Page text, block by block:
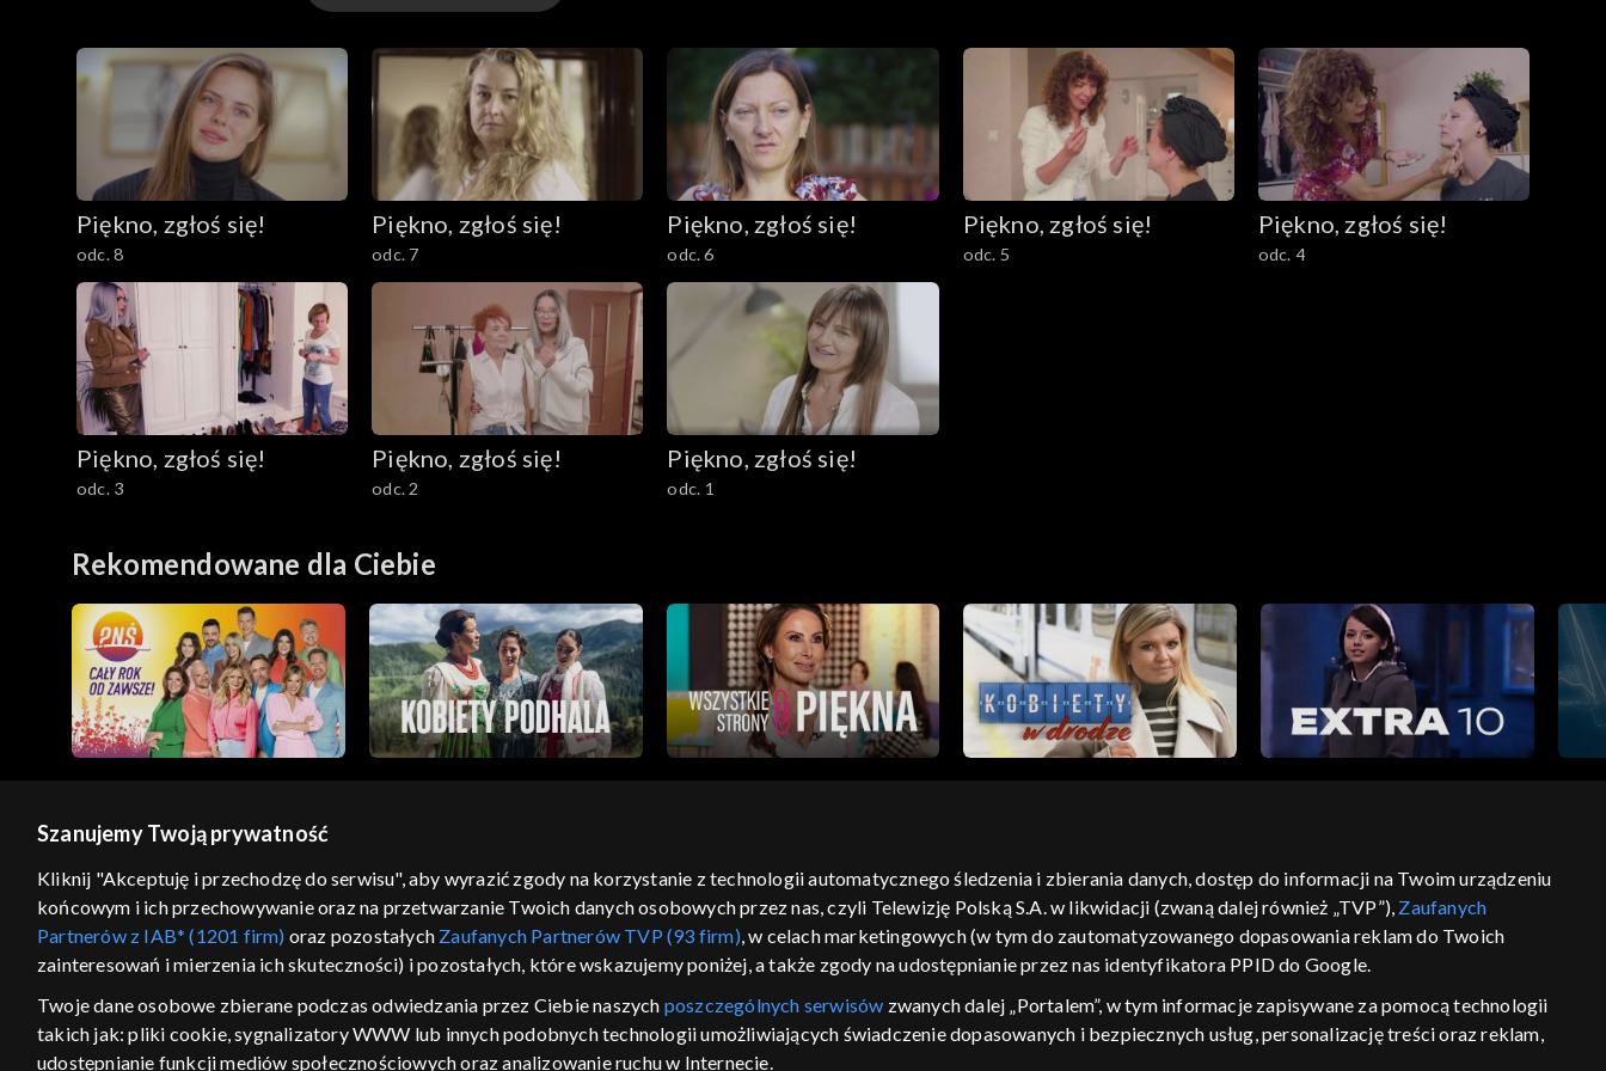
Sezon 4
Sezon 3
Sezon 2
Sezon 1
Piękno, zgłoś się!
odc. 8
Piękno, zgłoś się!
odc. 7
Piękno, zgłoś się!
odc. 6
Piękno, zgłoś się!
odc. 5
Piękno, zgłoś się!
odc. 4
Piękno, zgłoś się!
odc. 3
Piękno, zgłoś się!
odc. 2
Piękno, zgłoś się!
odc. 1
Rekomendowane dla Ciebie
GEOLOKALIZACJA
ŁĄCZYSZ SIĘ SPOZA POLSKI
Kraj, z którego się łączysz, to Stany Zjednoczone ,
w związku z czym część tytułów na platformie TVP
regulamin serwisu cennik polityka prywatności moje zgody pomoc kontakt voucher dostępność informacje o dostawcy usług
Szanujemy Twoją prywatność
Kliknij "Akceptuję i przechodzę do serwisu", aby wyrazić zgody na korzystanie z technologii automatycznego śledzenia i zbierania danych, dostęp do informacji na Twoim urządzeniu
końcowym i ich przechowywanie oraz na przetwarzanie Twoich danych osobowych przez nas, czyli Telewizję Polską S.A. w likwidacji (zwaną dalej również „TVP”), Zaufanych
Partnerów z IAB* (1201 firm) oraz pozostałych Zaufanych Partnerów TVP (93 firm), w celach marketingowych (w tym do zautomatyzowanego dopasowania reklam do Twoich
zainteresowań i mierzenia ich skuteczności) i pozostałych, które wskazujemy poniżej, a także zgody na udostępnianie przez nas identyfikatora PPID do Google.
Twoje dane osobowe zbierane podczas odwiedzania przez Ciebie naszych poszczególnych serwisów zwanych dalej „Portalem”, w tym informacje zapisywane za pomocą technologii
takich jak: pliki cookie, sygnalizatory WWW lub innych podobnych technologii umożliwiających świadczenie dopasowanych i bezpiecznych usług, personalizację treści oraz reklam,
udostępnianie funkcji mediów społecznościowych oraz analizowanie ruchu w Internecie.